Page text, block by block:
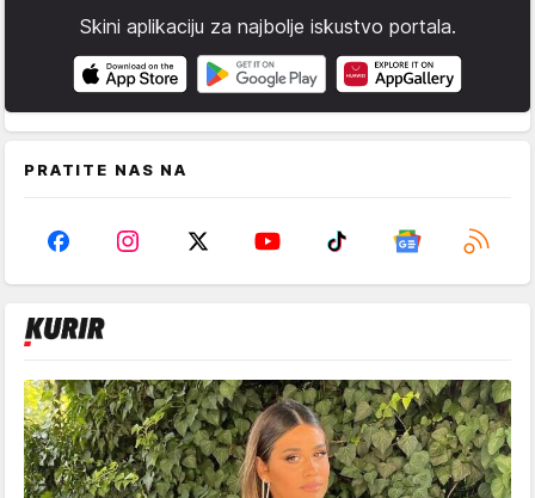
Skini aplikaciju za najbolje iskustvo portala.
PRATITE NAS NA